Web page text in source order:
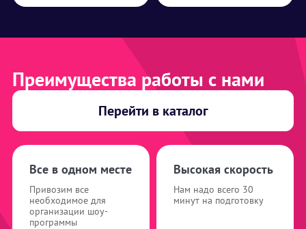
Преимущества работы с нами
Перейти в каталог
Все в одном месте
Привозим все
необходимое для
организации шоу-
программы
Высокая скорость
Нам надо всего 30
минут на подготовку